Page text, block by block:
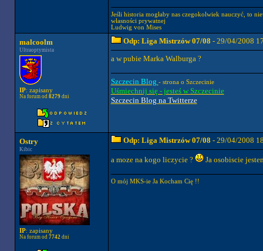
Jeśli historia mogłaby nas czegokolwiek nauczyć, to
własności prywatnej
Ludwig von Mises
malcoolm
Ultraoptymista
IP: zapisany
Na forum od 8279dni
Odp: Liga Mistrzów 07/08 - 29/04/2008
a w pubie Marka Walburga ?
Szczecin Blog - strona o Szczecinie
Uśmiechnij się - jesteś w Szczecinie
Szczecin Blog na Twitterze
Ostry
Kibic
IP: zapisany
Na forum od 7742dni
Odp: Liga Mistrzów 07/08 - 29/04/2008
a moze na kogo liczycie ? Ja osobiscie
O mój MKS-ie Ja Kocham Cię !!